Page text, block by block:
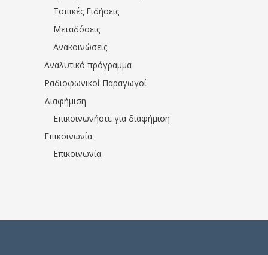
Τοπικές Ειδήσεις
Μεταδόσεις
Ανακοινώσεις
Αναλυτικό πρόγραμμα
Ραδιοφωνικοί Παραγωγοί
Διαφήμιση
Επικοινωνήστε για διαφήμιση
Επικοινωνία
Επικοινωνία